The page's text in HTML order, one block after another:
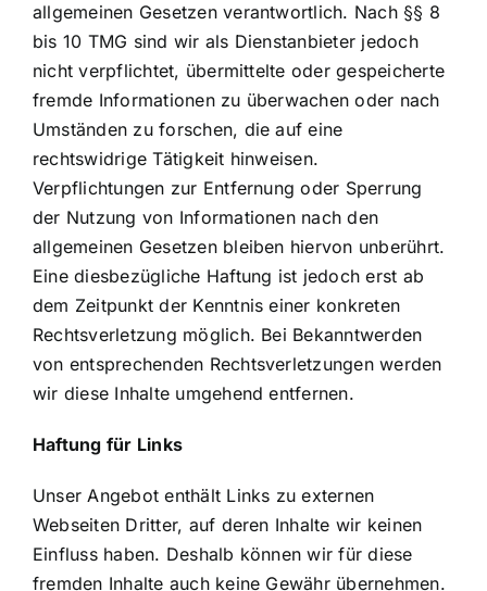
allgemeinen Gesetzen verantwortlich. Nach §§ 8
bis 10 TMG sind wir als Dienstanbieter jedoch
nicht verpflichtet, übermittelte oder gespeicherte
fremde Informationen zu überwachen oder nach
Umständen zu forschen, die auf eine
rechtswidrige Tätigkeit hinweisen.
Verpflichtungen zur Entfernung oder Sperrung
der Nutzung von Informationen nach den
allgemeinen Gesetzen bleiben hiervon unberührt.
Eine diesbezügliche Haftung ist jedoch erst ab
dem Zeitpunkt der Kenntnis einer konkreten
Rechtsverletzung möglich. Bei Bekanntwerden
von entsprechenden Rechtsverletzungen werden
wir diese Inhalte umgehend entfernen.
Haftung für Links
Unser Angebot enthält Links zu externen
Webseiten Dritter, auf deren Inhalte wir keinen
Einfluss haben. Deshalb können wir für diese
fremden Inhalte auch keine Gewähr übernehmen.